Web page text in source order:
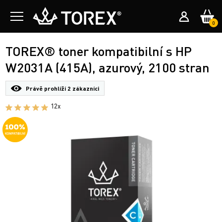
0
TOREX® toner kompatibilní s HP
W2031A (415A), azurový, 2100 stran
Právě prohlíží 2 zákazníci
12x